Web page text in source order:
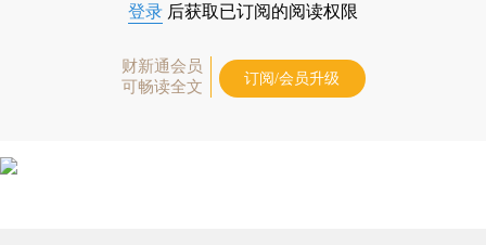
登录 后获取已订阅的阅读权限
财新通会员
可畅读全文
订阅/会员升级